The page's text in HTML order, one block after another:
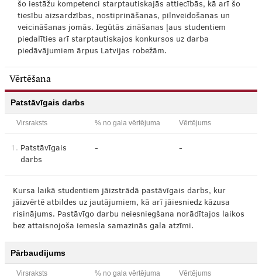
šo iestāžu kompetenci starptautiskajās attiecībās, kā arī šo
tiesību aizsardzības, nostiprināšanas, pilnveidošanas un
veicināšanas jomās. Iegūtās zināšanas ļaus studentiem
piedalīties arī starptautiskajos konkursos uz darba
piedāvājumiem ārpus Latvijas robežām.
Vērtēšana
Patstāvīgais darbs
Virsraksts % no gala vērtējuma Vērtējums
1. Patstāvīgais
darbs
- -
Kursa laikā studentiem jāizstrādā pastāvīgais darbs, kur
jāizvērtē atbildes uz jautājumiem, kā arī jāiesniedz kāzusa
risinājums. Pastāvīgo darbu neiesniegšana norādītajos laikos
bez attaisnojoša iemesla samazinās gala atzīmi.
Pārbaudījums
Virsraksts % no gala vērtējuma Vērtējums